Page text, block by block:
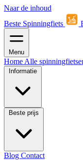
Naar de inhoud
Beste Spinningfiets
Menu
Home Alle
Informatie
Beste prijs
Blog Contact